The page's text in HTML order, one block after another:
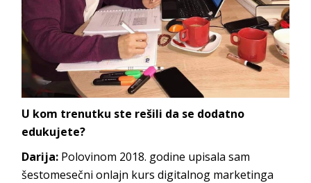
U kom trenutku ste rešili da se dodatno
edukujete?
Darija: Polovinom 2018. godine upisala sam
šestomesečni onlajn kurs digitalnog marketinga